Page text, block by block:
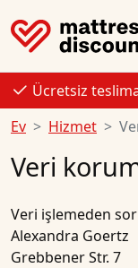
Ücretsiz
Ev
Hizmet
Veri
Veri işlemeden
Alexandra Goertz
Grebbener Str. 7